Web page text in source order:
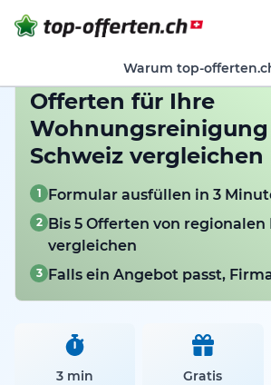
Warum top-
Offerten für Ihre
Schweiz vergleichen
1 Formular ausfüllen in 3
2 Bis 5 Offerten von regionalen
vergleichen
3 Falls ein Angebot passt,
3 min Gratis